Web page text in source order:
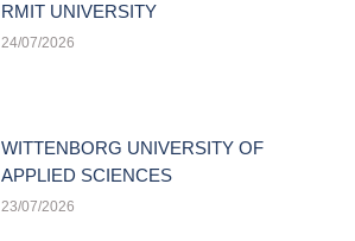
RMIT UNIVERSITY
24/07/2026
WITTENBORG UNIVERSITY OF
APPLIED SCIENCES
23/07/2026